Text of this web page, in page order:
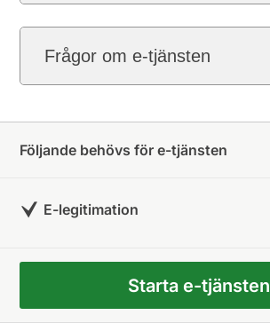
Frågor om e-tjänsten
Följande behövs för e-tjänsten
E-legitimation
Starta e-tjänsten